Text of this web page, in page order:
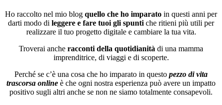
Ho raccolto nel mio blog quello che ho imparato in questi anni per
darti modo di leggere e fare tuoi gli spunti che ritieni più utili per
realizzare il tuo progetto digitale e cambiare la tua vita.
Troverai anche racconti della quotidianità di una mamma
imprenditrice, di viaggi e di scoperte.
Perché se c’è una cosa che ho imparato in questo pezzo di vita
trascorsa online è che ogni nostra esperienza può avere un impatto
positivo sugli altri anche se non ne siamo totalmente consapevoli.